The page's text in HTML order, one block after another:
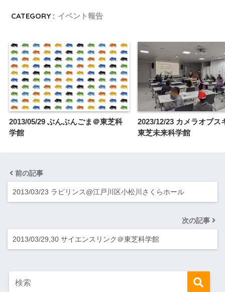
CATEGORY : イベント報告
2013/05/29 ぶんぶんごま＠東芝科
学館
2023/12/23 カメラオブス
東芝未来科学館
前の記事
2013/03/23 ラビリンス@江戸川区小松川さくらホール
次の記事
2013/03/29,30 サイエンスリンク＠東芝科学館